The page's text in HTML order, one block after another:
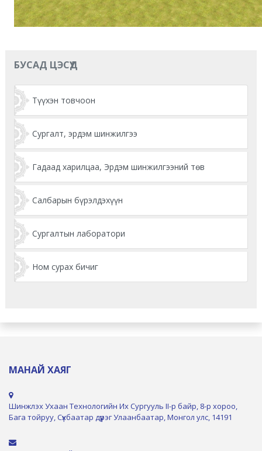
БУСАД ЦЭСҮҮД
Түүхэн товчоон
Сургалт, эрдэм шинжилгээ
Гадаад харилцаа, Эрдэм шинжилгээний төв
Салбарын бүрэлдэхүүн
Сургалтын лаборатори
Ном сурах бичиг
МАНАЙ ХАЯГ
Шинжлэх Ухаан Технологийн Их Сургууль II-р байр, 8-р хороо,
Бага тойруу, Сүхбаатар дүүрэг Улаанбаатар, Монгол улс, 14191